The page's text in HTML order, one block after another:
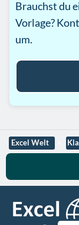
Brauchst du
Vorlage?
um.
Excel Welt